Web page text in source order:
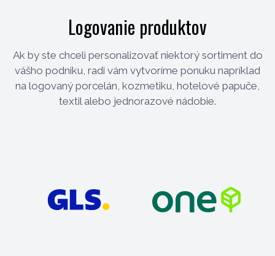
Logovanie produktov
Ak by ste chceli personalizovať niektorý sortiment do
vášho podniku, radi vám vytvoríme ponuku napríklad
na logovaný porcelán, kozmetiku, hotelové papuče,
textil alebo jednorazové nádobie.